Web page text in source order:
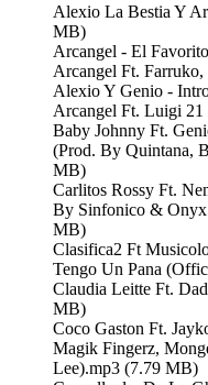
Alexio La Bestia Y
MB)
Arcangel - El
Arcangel Ft.
Alexio Y Genio -
Arcangel Ft. Luigi
Baby Johnny Ft.
(Prod. By Quintana,
MB)
Carlitos Rossy Ft.
By Sinfonico & Onyx
MB)
Clasifica2 Ft
Tengo Un Pana
Claudia Leitte Ft.
MB)
Coco Gaston Ft.
Magik Fingerz,
Lee).mp3 (7.79 MB)